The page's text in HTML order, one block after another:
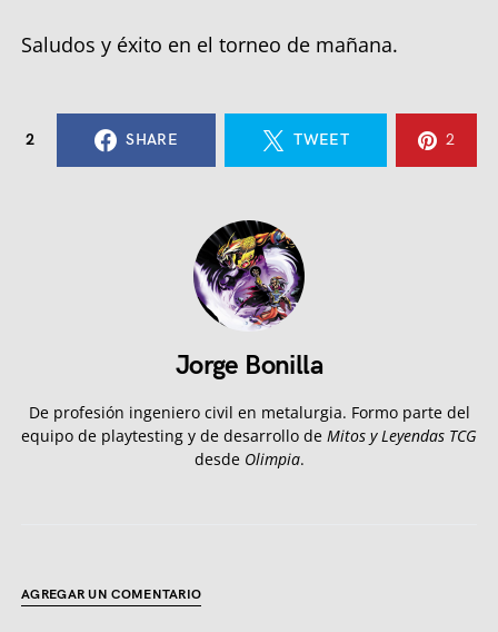
Saludos y éxito en el torneo de mañana.
2 SHARE TWEET 2
Jorge Bonilla
De profesión ingeniero civil en metalurgia. Formo parte del
equipo de playtesting y de desarrollo de Mitos y Leyendas TCG
desde Olimpia.
AGREGAR UN COMENTARIO